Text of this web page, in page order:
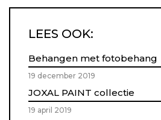
LEES OOK:
Behangen met fotobehang
19 december 2019
JOXAL PAINT collectie
19 april 2019